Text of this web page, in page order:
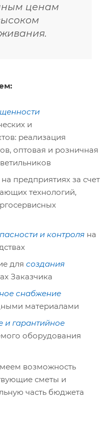
ценам
и
реализация
оптовая и розничная
на предприятиях за счет
технологий,
и контроля на
для создания
Заказчика
снабжение
материалами
и гарантийное
оборудования
возможность
сметы и
часть бюджета